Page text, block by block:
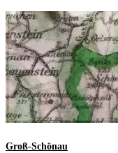
durchsuchen
Groß-Schönau